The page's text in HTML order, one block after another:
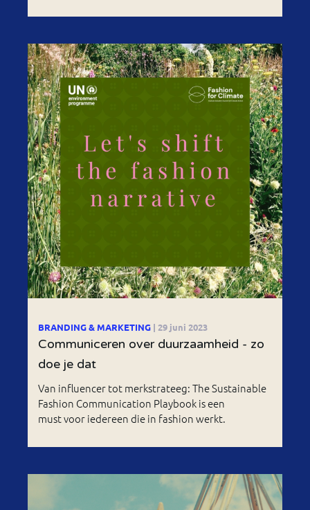
BRANDING & MARKETING | 29 juni 2023
Communiceren over duurzaamheid - zo
doe je dat
Van influencer tot merkstrateeg: The Sustainable
Fashion Communication Playbook is een
must voor iedereen die in fashion werkt.